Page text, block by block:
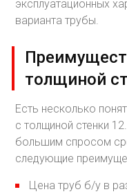
эксплуатационных
варианта трубы.
толщиной
Есть несколько
с толщиной стенки
большим спросом
следующие
Цена труб б/у в